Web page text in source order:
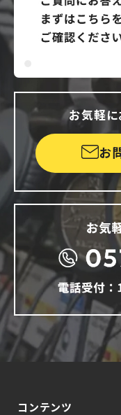
お気軽
お
コンテンツ